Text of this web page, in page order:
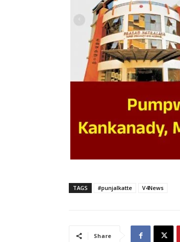
TAGS #punjalkatte V4News
Share